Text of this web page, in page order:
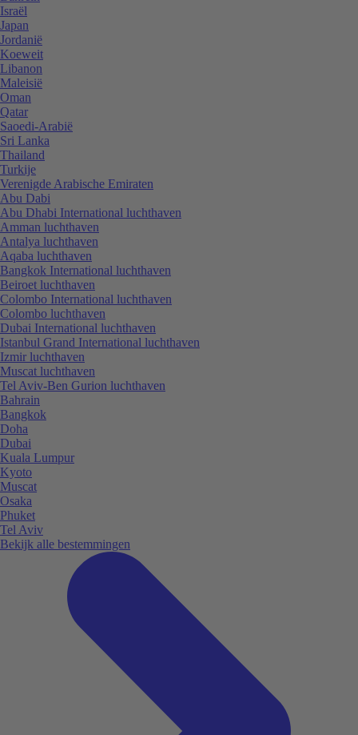
Israël
Japan
Jordanië
Koeweit
Libanon
Maleisië
Oman
Qatar
Saoedi-Arabië
Sri Lanka
Thailand
Turkije
Verenigde Arabische Emiraten
Abu Dabi
Abu Dhabi International luchthaven
Amman luchthaven
Antalya luchthaven
Aqaba luchthaven
Bangkok International luchthaven
Beiroet luchthaven
Colombo International luchthaven
Colombo luchthaven
Dubai International luchthaven
Istanbul Grand International luchthaven
Izmir luchthaven
Muscat luchthaven
Tel Aviv-Ben Gurion luchthaven
Bahrain
Bangkok
Doha
Dubai
Kuala Lumpur
Kyoto
Muscat
Osaka
Phuket
Tel Aviv
Bekijk alle bestemmingen